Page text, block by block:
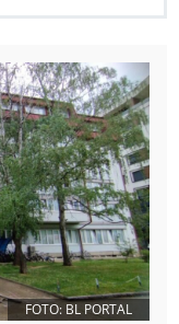
FOTO: BL PORTAL